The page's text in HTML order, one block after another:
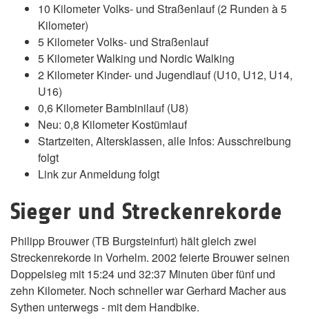
10 Kilometer Volks- und Straßenlauf (2 Runden à 5
Kilometer)
5 Kilometer Volks- und Straßenlauf
5 Kilometer Walking und Nordic Walking
2 Kilometer Kinder- und Jugendlauf (U10, U12, U14,
U16)
0,6 Kilometer Bambinilauf (U8)
Neu: 0,8 Kilometer Kostümlauf
Startzeiten, Altersklassen, alle Infos: Ausschreibung
folgt
Link zur Anmeldung folgt
Sieger und Streckenrekorde
Philipp Brouwer (TB Burgsteinfurt) hält gleich zwei
Streckenrekorde in Vorhelm. 2002 feierte Brouwer seinen
Doppelsieg mit 15:24 und 32:37 Minuten über fünf und
zehn Kilometer. Noch schneller war Gerhard Macher aus
Sythen unterwegs - mit dem Handbike.